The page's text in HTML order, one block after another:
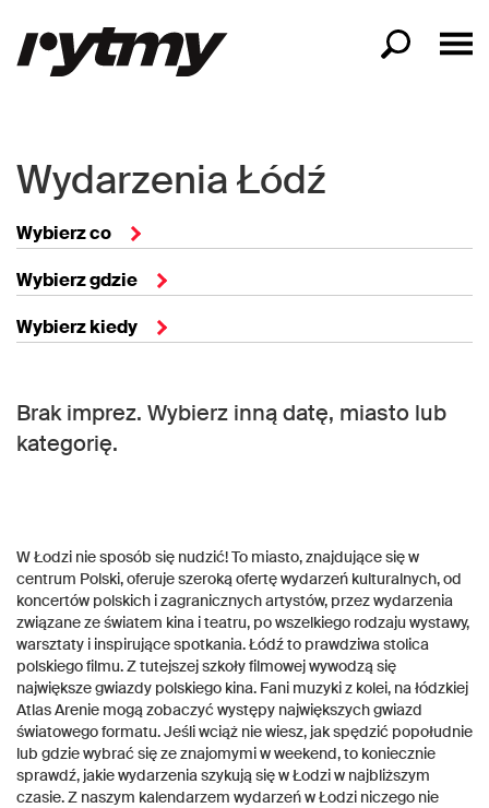
Wydarzenia Łódź
Wybierz co
Wybierz gdzie
Wybierz kiedy
Brak imprez. Wybierz inną datę, miasto lub
kategorię.
W Łodzi nie sposób się nudzić! To miasto, znajdujące się w
centrum Polski, oferuje szeroką ofertę wydarzeń kulturalnych, od
koncertów polskich i zagranicznych artystów, przez wydarzenia
związane ze światem kina i teatru, po wszelkiego rodzaju wystawy,
warsztaty i inspirujące spotkania. Łódź to prawdziwa stolica
polskiego filmu. Z tutejszej szkoły filmowej wywodzą się
największe gwiazdy polskiego kina. Fani muzyki z kolei, na łódzkiej
Atlas Arenie mogą zobaczyć występy największych gwiazd
światowego formatu. Jeśli wciąż nie wiesz, jak spędzić popołudnie
lub gdzie wybrać się ze znajomymi w weekend, to koniecznie
sprawdź, jakie wydarzenia szykują się w Łodzi w najbliższym
czasie. Z naszym kalendarzem wydarzeń w Łodzi niczego nie